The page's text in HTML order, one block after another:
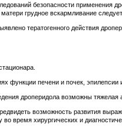
безопасности применения
грудное вскармливание
тератогенного действия
функции печени и почек,
дроперидола возможны тяжелая
возможность развития
во время хирургических и